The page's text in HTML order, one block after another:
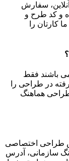
سفارش
و کد طرح و
کارتان را
باشند فقط
در طراحی را
هماهنگ
طراحی اختصاصی
سازمانی، آدرس